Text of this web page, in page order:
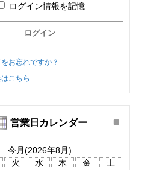
ログイン情報を記憶
お忘れですか？
こちら
営業日カレンダー
今月(2026年8月)
火 水 木 金
土